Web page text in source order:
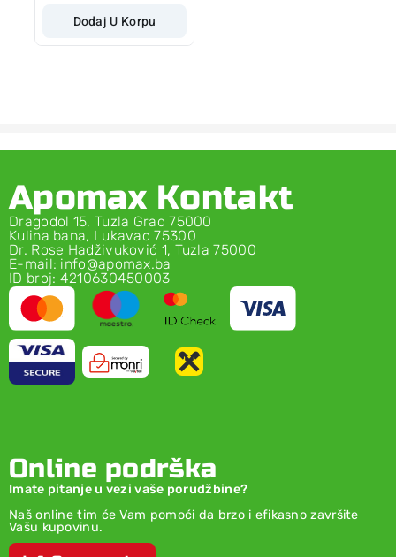
Dodaj U Korpu
Apomax Kontakt
Dragodol 15, Tuzla Grad 75000
Kulina bana, Lukavac 75300
Dr. Rose Hadživuković 1, Tuzla 75000
E-mail: info@apomax.ba
ID broj: 4210630450003
Online podrška
Imate pitanje u vezi vaše porudžbine?
Naš online tim će Vam pomoći da brzo i efikasno završite
Vašu kupovinu.